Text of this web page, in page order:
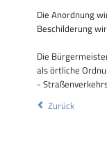
Die Anordnung
Beschilderung
Die
als örtliche
-
Zurück